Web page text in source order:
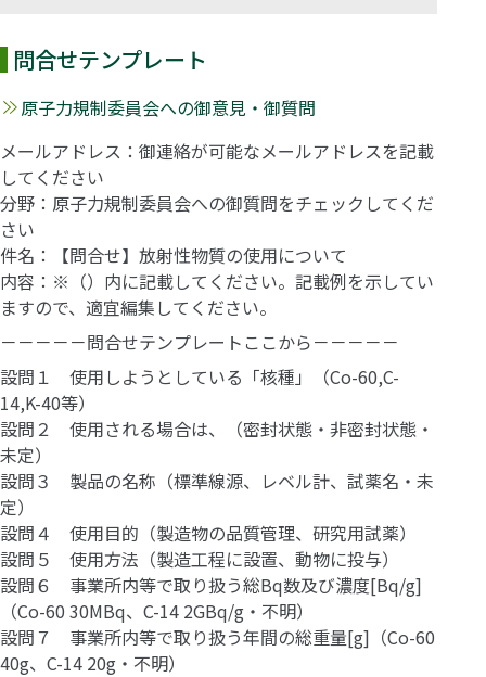
問合せテンプレート
原子力規制委員会への御意見・御質問
メールアドレス：御連絡が可能なメールアドレスを記載
してください
分野：原子力規制委員会への御質問をチェックしてくだ
さい
件名：【問合せ】放射性物質の使用について
内容：※（）内に記載してください。記載例を示してい
ますので、適宜編集してください。
－－－－－問合せテンプレートここから－－－－－
設問１ 使用しようとしている「核種」（Co-60,C-
14,K-40等）
設問２ 使用される場合は、（密封状態・非密封状態・
未定）
設問３ 製品の名称（標準線源、レベル計、試薬名・未
定）
設問４ 使用目的（製造物の品質管理、研究用試薬）
設問５ 使用方法（製造工程に設置、動物に投与）
設問６ 事業所内等で取り扱う総Bq数及び濃度[Bq/g]
（Co-60 30MBq、C-14 2GBq/g・不明）
設問７ 事業所内等で取り扱う年間の総重量[g]（Co-60
40g、C-14 20g・不明）